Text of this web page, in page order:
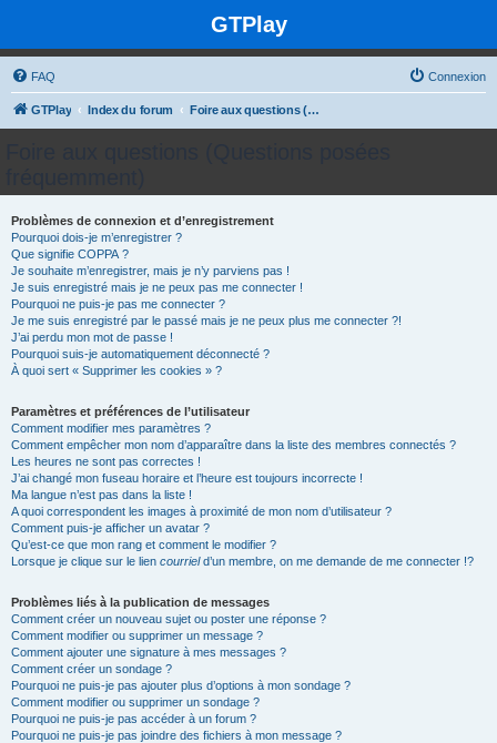
GTPlay
FAQ Connexion
GTPlay Index du forum Foire aux questions (Questions posées fréquemment)
Problèmes de connexion et d’enregistrement
Pourquoi dois-je m’enregistrer ?
Que signifie COPPA ?
Je souhaite m’enregistrer, mais je n’y parviens pas !
Je suis enregistré mais je ne peux pas me connecter !
Pourquoi ne puis-je pas me connecter ?
Je me suis enregistré par le passé mais je ne peux plus me connecter ?!
J’ai perdu mon mot de passe !
Pourquoi suis-je automatiquement déconnecté ?
À quoi sert « Supprimer les cookies » ?
Paramètres et préférences de l’utilisateur
Comment modifier mes paramètres ?
Comment empêcher mon nom d’apparaître dans la liste des membres connectés ?
Les heures ne sont pas correctes !
J’ai changé mon fuseau horaire et l’heure est toujours incorrecte !
Ma langue n’est pas dans la liste !
A quoi correspondent les images à proximité de mon nom d’utilisateur ?
Comment puis-je afficher un avatar ?
Qu’est-ce que mon rang et comment le modifier ?
Lorsque je clique sur le lien courrield’un membre, on me demande de me connecter !?
Problèmes liés à la publication de messages
Comment créer un nouveau sujet ou poster une réponse ?
Comment modifier ou supprimer un message ?
Comment ajouter une signature à mes messages ?
Comment créer un sondage ?
Pourquoi ne puis-je pas ajouter plus d’options à mon sondage ?
Comment modifier ou supprimer un sondage ?
Pourquoi ne puis-je pas accéder à un forum ?
Pourquoi ne puis-je pas joindre des fichiers à mon message ?